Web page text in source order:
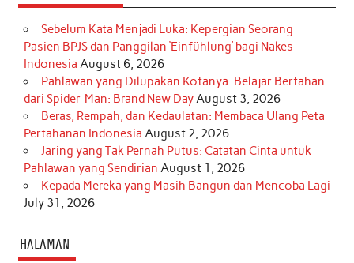
Sebelum Kata Menjadi Luka: Kepergian Seorang
Pasien BPJS dan Panggilan ‘Einfühlung’ bagi Nakes
Indonesia August 6, 2026
Pahlawan yang Dilupakan Kotanya: Belajar Bertahan
dari Spider-Man: Brand New DayAugust 3, 2026
Beras, Rempah, dan Kedaulatan: Membaca Ulang Peta
Pertahanan Indonesia August 2, 2026
Jaring yang Tak Pernah Putus: Catatan Cinta untuk
Pahlawan yang Sendirian August 1, 2026
Kepada Mereka yang Masih Bangun dan Mencoba Lagi
July 31, 2026
HALAMAN